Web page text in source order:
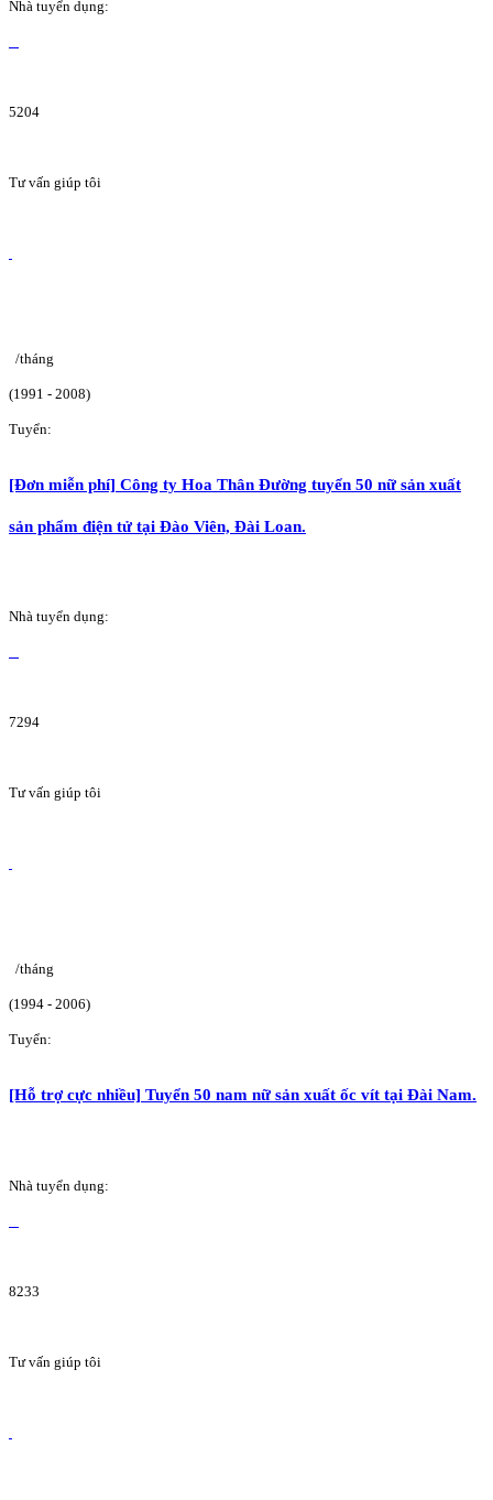
Nhà tuyển dụng:
5204
Tư vấn giúp tôi
/tháng
(1991 - 2008)
Tuyển:
[Đơn miễn phí] Công ty Hoa Thân Đường tuyển 50 nữ sản xuất
sản phẩm điện tử tại Đào Viên, Đài Loan.
Nhà tuyển dụng:
7294
Tư vấn giúp tôi
/tháng
(1994 - 2006)
Tuyển:
[Hỗ trợ cực nhiều] Tuyển 50 nam nữ sản xuất ốc vít tại Đài Nam.
Nhà tuyển dụng:
8233
Tư vấn giúp tôi